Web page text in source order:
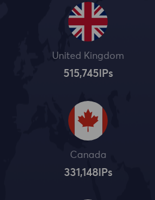
United Kingdom
515,745IPs
Canada
331,148IPs